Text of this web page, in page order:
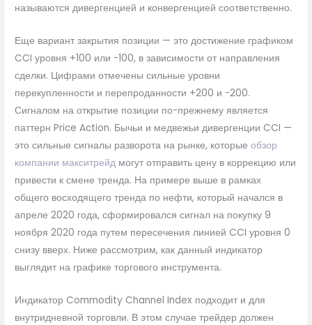
называются дивергенцией и конвергенцией соответственно.
Еще вариант закрытия позиции — это достижение графиком
CCI уровня +100 или -100, в зависимости от направления
сделки. Цифрами отмечены сильные уровни
перекупленности и перепроданности +200 и -200.
Сигналом на открытие позиции по-прежнему является
паттерн Price Action. Бычьи и медвежьи дивергенции CCI —
это сильные сигналы разворота на рынке, которыеобзор
компании макситрейд могут отправить цену в коррекцию или
привести к смене тренда. На примере выше в рамках
общего восходящего тренда по нефти, который начался в
апреле 2020 года, сформировался сигнал на покупку 9
ноября 2020 года путем пересечения линией CCI уровня 0
снизу вверх. Ниже рассмотрим, как данный индикатор
выглядит на графике торгового инструмента.
Индикатор Commodity Channel Index подходит и для
внутридневной торговли. В этом случае трейдер должен